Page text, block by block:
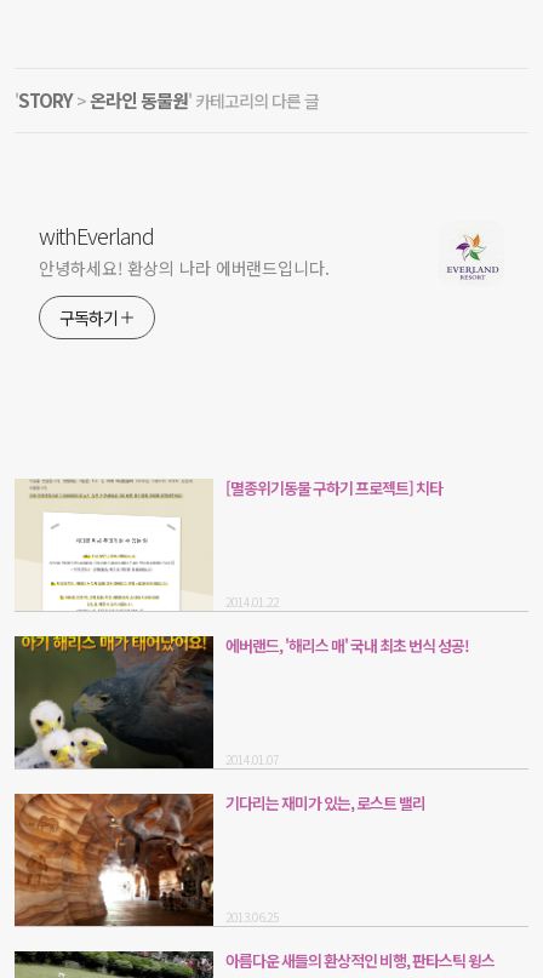
'STORY>온라인 동물원' 카테고리의 다른 글
withEverland
안녕하세요! 환상의 나라 에버랜드입니다.
구독하기
[멸종위기동물 구하기 프로젝트] 치타
2014.01.22
에버랜드, '해리스 매' 국내 최초 번식 성공!
2014.01.07
기다리는 재미가 있는, 로스트 밸리
2013.06.25
아름다운 새들의 환상적인 비행, 판타스틱 윙스